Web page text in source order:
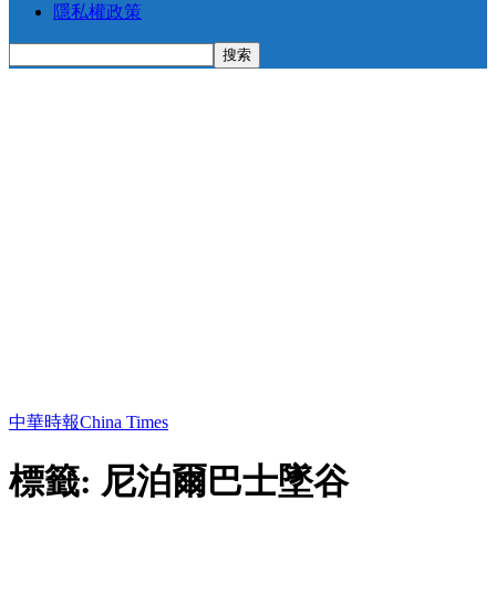
隱私權政策
中華時報China Times
標籤: 尼泊爾巴士墜谷